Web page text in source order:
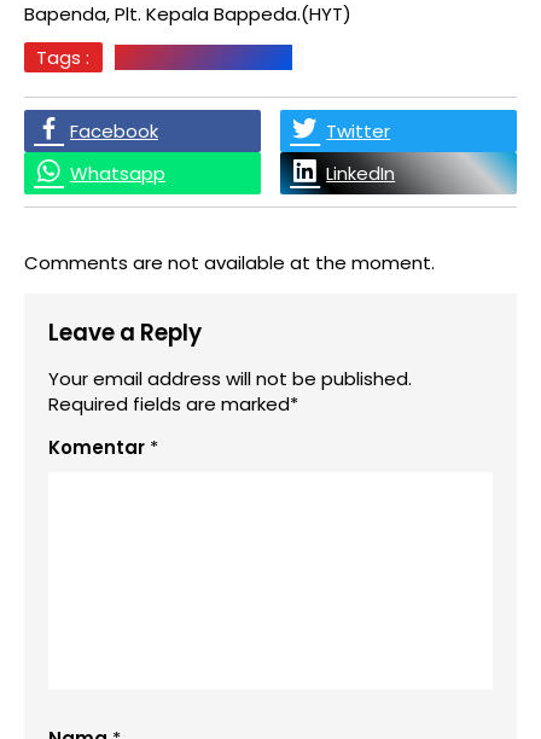
Bapenda, Plt. Kepala Bappeda.(HYT)
Tags :
Facebook
Twitter
Whatsapp
LinkedIn
Comments are not available at the moment.
Leave a Reply
Your email address will not be published.
Required fields are marked*
Komentar *